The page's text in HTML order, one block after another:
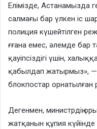
Елімізде, Астанамызда
салмағы бар үлкен іс
полиция күшейтілген
ғғана емес, әлемде бар
қауіпсіздігі үшін,
қабылдап жатырмыз», —
блокпостар орнатылған
Дегенмен, министрдің
жатқанын құпия